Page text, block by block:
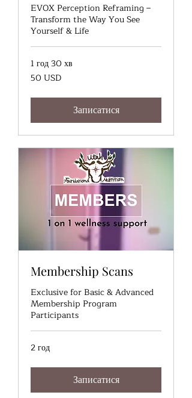
EVOX Perception Reframing –
Transform the Way You See
Yourself & Life
1 год 30 хв
50
доларів
50 USD
Записатися
Membership Scans
Exclusive for Basic & Advanced
Membership Program
Participants
2 год
Записатися